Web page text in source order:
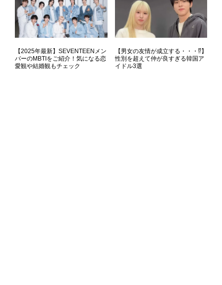
【2025年最新】SEVENTEENメン
バーのMBTIをご紹介！気になる恋
愛観や結婚観もチェック
【男女の友情が成立する・・・⁉】
性別を超えて仲が良すぎる韓国ア
イドル3選